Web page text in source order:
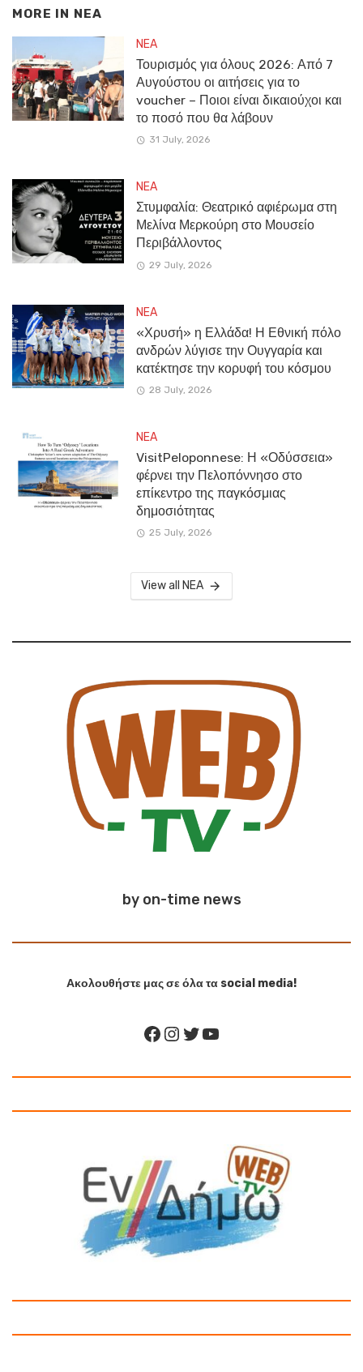
MORE IN NEA
NEA
Τουρισμός για όλους 2026: Από 7
Αυγούστου οι αιτήσεις για το
voucher – Ποιοι είναι δικαιούχοι και
το ποσό που θα λάβουν
31 July, 2026
NEA
Στυμφαλία: Θεατρικό αφιέρωμα στη
Μελίνα Μερκούρη στο Μουσείο
Περιβάλλοντος
29 July, 2026
NEA
«Χρυσή» η Ελλάδα! Η Εθνική πόλο
ανδρών λύγισε την Ουγγαρία και
κατέκτησε την κορυφή του κόσμου
28 July, 2026
NEA
VisitPeloponnese: Η «Οδύσσεια»
φέρνει την Πελοπόννησο στο
επίκεντρο της παγκόσμιας
δημοσιότητας
25 July, 2026
View all NEA
by on-time news
Ακολουθήστε μας σε όλα τα social media!